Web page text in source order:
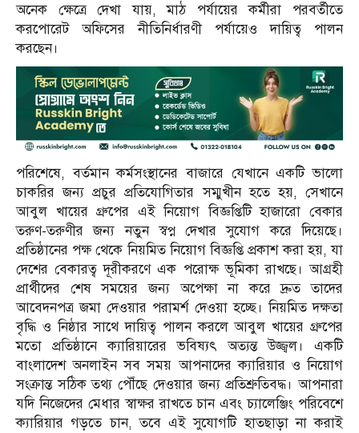
অনেক ক্ষেত্রে দেখা যায়, মাঠ পর্যায়ের কর্মীরা পরবর্তীতে
করপোরেট অফিসের নীতিনির্ধারণী পর্যায়েও দায়িত্ব পালন
করছেন।
পরিশেষে, বর্তমান কর্মসংস্থানের বাজারে যেখানে একটি ভালো
চাকরির জন্য প্রচুর প্রতিযোগিতার সম্মুখীন হতে হয়, সেখানে
আবুল খায়ের গ্রুপের এই নিয়োগ বিজ্ঞপ্তিটি হাজারো বেকার
তরুণ-তরুণীর জন্য নতুন স্বপ্ন দেখার সুযোগ করে দিয়েছে।
প্রতিষ্ঠানের পক্ষ থেকে নিয়মিত নিয়োগ বিজ্ঞপ্তি প্রকাশ করা হয়, যা
দেশের বেকারত্ব দূরীকরণে এক পরোক্ষ ভূমিকা রাখছে। আগ্রহী
প্রার্থীদের শেষ সময়ের জন্য অপেক্ষা না করে দ্রুত তাদের
আবেদনপত্র জমা দেওয়ার পরামর্শ দেওয়া হচ্ছে। নিয়মিত দক্ষতা
বৃদ্ধি ও নিষ্ঠার সাথে দায়িত্ব পালন করলে আবুল খায়ের গ্রুপের
মতো প্রতিষ্ঠানে ক্যারিয়ারের ভবিষ্যৎ অত্যন্ত উজ্জ্বল। একটি
বাংলাদেশ অনলাইন সব সময় আপনাদের ক্যারিয়ার ও নিয়োগ
সংক্রান্ত সঠিক তথ্য পৌঁছে দেওয়ার জন্য প্রতিশ্রুতিবদ্ধ। আপনারা
যদি নিজেদের মেধার স্বাক্ষর রাখতে চান এবং চ্যালেঞ্জিং পরিবেশে
ক্যারিয়ার গড়তে চান, তবে এই সুযোগটি হাতছাড়া না করাই